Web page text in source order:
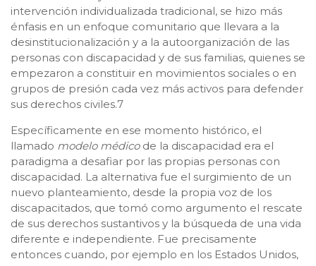
intervención individualizada tradicional, se hizo más
énfasis en un enfoque comunitario que llevara a la
desinstitucionalización y a la autoorganización de las
personas con discapacidad y de sus familias, quienes se
empezaron a constituir en movimientos sociales o en
grupos de presión cada vez más activos para defender
sus derechos civiles.7
Específicamente en ese momento histórico, el
llamado modelo médico de la discapacidad era el
paradigma a desafiar por las propias personas con
discapacidad. La alternativa fue el surgimiento de un
nuevo planteamiento, desde la propia voz de los
discapacitados, que tomó como argumento el rescate
de sus derechos sustantivos y la búsqueda de una vida
diferente e independiente. Fue precisamente
entonces cuando, por ejemplo en los Estados Unidos,